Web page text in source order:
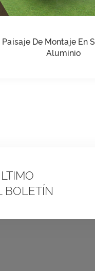
Paisaje De Montaje En
Aluminio
BOLETÍN